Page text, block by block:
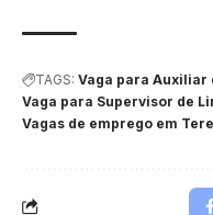
TAGS: Vaga para Auxiliar
Vaga para Supervisor de
Vagas de emprego em